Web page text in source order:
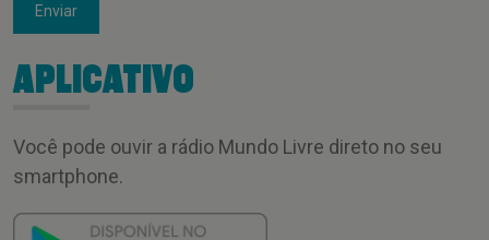
Enviar
APLICATIVO
Você pode ouvir a rádio Mundo Livre direto no seu
smartphone.